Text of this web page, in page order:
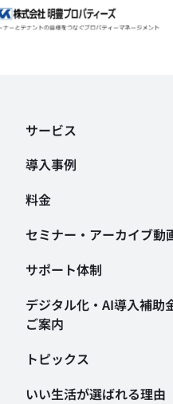
導入事例
料金
セミナー・アーカイブ動
サポート体制
デジタル化・AI導入補助
ご案内
トピックス
いい生活が選ばれる理由
サービス